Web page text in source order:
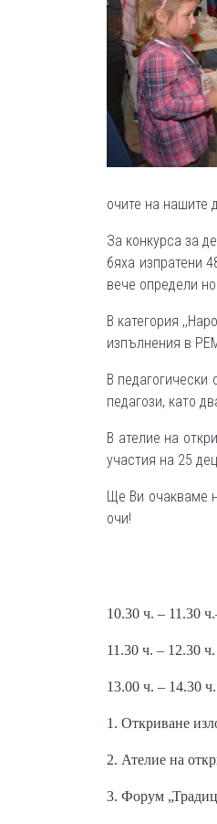
очите на нашите
За конкурса за
бяха изпратени
вече определи
В категория
изпълнения в
В
педагози, като
В ателие на
участия на 25
Ще Ви очакваме
очи!
10.30 ч. – 11.30
11.30 ч. – 12.30
13.00 ч. – 14.30
1. Откриване
2. Ателие на
3. Форум